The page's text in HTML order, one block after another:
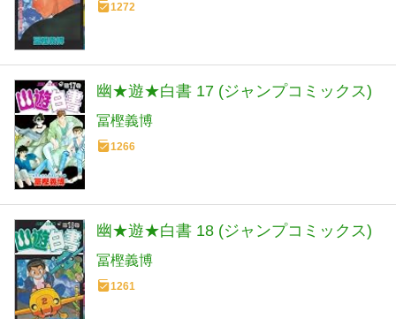
1272
幽★遊★白書 17 (ジャンプコミックス)
冨樫義博
1266
幽★遊★白書 18 (ジャンプコミックス)
冨樫義博
1261